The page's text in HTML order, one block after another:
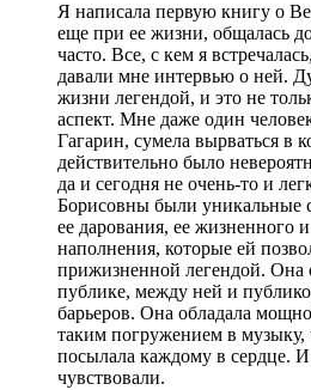
Я написала первую книгу о
еще при ее жизни, общалась
часто. Все, с кем я
давали мне интервью о ней.
жизни легендой, и это не
аспект. Мне даже один
Гагарин, сумела вырваться в
действительно было
да и сегодня не очень-то и
Борисовны были уникальные
ее дарования, ее жизненного
наполнения, которые ей
прижизненной легендой. Она
публике, между ней и
барьеров. Она обладала
таким погружением в музыку,
посылала каждому в сердце. И
чувствовали.